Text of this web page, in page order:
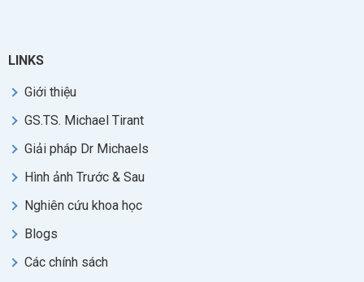
LINKS
Giới thiệu
GS.TS. Michael Tirant
Giải pháp Dr Michaels
Hình ảnh Trước & Sau
Nghiên cứu khoa học
Blogs
Các chính sách